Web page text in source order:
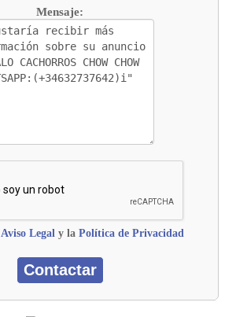
Mensaje:
Aviso Legaly la Política de Privacidad